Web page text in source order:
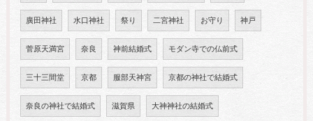
廣田神社 水口神社 祭り 二宮神社 お守り 神戸
菅原天満宮 奈良 神前結婚式 モダン寺での仏前式
三十三間堂 京都 服部天神宮 京都の神社で結婚式
奈良の神社で結婚式 滋賀県 大神神社の結婚式